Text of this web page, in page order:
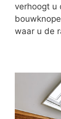
verhoogt u
waar u de